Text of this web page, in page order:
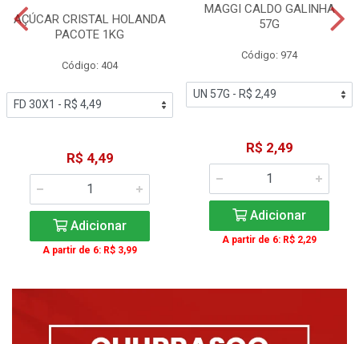
AÇÚCAR CRISTAL HOLANDA
PACOTE 1KG
Código: 404
R$ 4,49
Adicionar
A partir de 6: R$ 3,99
MAGGI CALDO GALINHA
57G
Código: 974
R$ 2,49
Adicionar
A partir de 6: R$ 2,29